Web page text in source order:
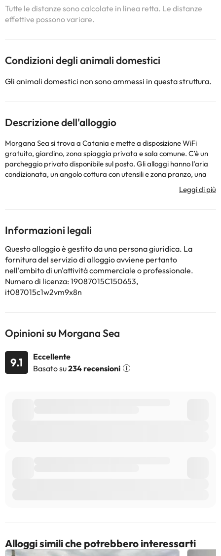
Tutte le distanze sono calcolate in linea retta. Le distanze
effettive possono variare.
Condizioni degli animali domestici
Gli animali domestici non sono ammessi in questa struttura.
Descrizione dell'alloggio
Morgana Sea si trova a Catania e mette a disposizione WiFi
gratuito, giardino, zona spiaggia privata e sala comune. C’è un
parcheggio privato disponibile sul posto. Gli alloggi hanno l’aria
condizionata, un angolo cottura con utensili e zona pranzo, una
TV a schermo piatto e un bagno privato con bidet, set di cortesia
e asciugacapelli. Tra i servizi offerti anche un frigorifero e un
disposizione una terrazza. Spiaggia del Villaggio Paradiso Degli
Aranci è a 200 metri da Morgana Sea, mentre Piazza Duomo si
trova a 13 km di distanza. Aeroporto di Catania Fontanarossa si
trova a 5 km dalla struttura, e la struttura offre una navetta
aeroportuale a pagamento.
La struttura non è disponibile per feste di addio al
nubilato/celibato o simili. Struttura gestita da un host privato
Tutte le informazioni presenti in questa pagina sono soggette a
Informazioni legali
Questo alloggio è gestito da una persona giuridica. La
fornitura del servizio di alloggio avviene pertanto
nell'ambito di un'attività commerciale o professionale.
Numero di licenza: 19087015C150653,
it087015c1w2vm9x8n
Opinioni su Morgana Sea
9.1
Eccellente
Basato su234 recensioni
Alloggi simili che potrebbero interessarti